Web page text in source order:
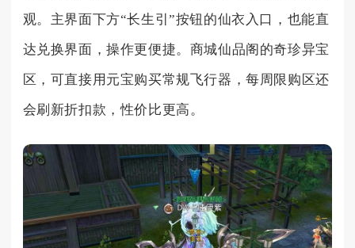
观。主界面下方“长生引”按钮的仙衣入口，也能直
达兑换界面，操作更便捷。商城仙品阁的奇珍异宝
区，可直接用元宝购买常规飞行器，每周限购区还
会刷新折扣款，性价比更高。